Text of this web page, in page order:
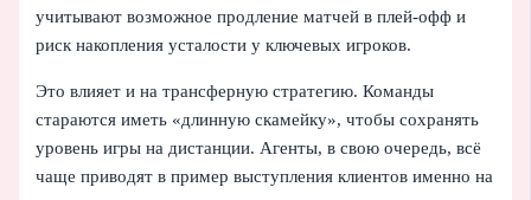
учитывают возможное продление матчей в плей-офф и
риск накопления усталости у ключевых игроков.
Это влияет и на трансферную стратегию. Команды
стараются иметь «длинную скамейку», чтобы сохранять
уровень игры на дистанции. Агенты, в свою очередь, всё
чаще приводят в пример выступления клиентов именно на